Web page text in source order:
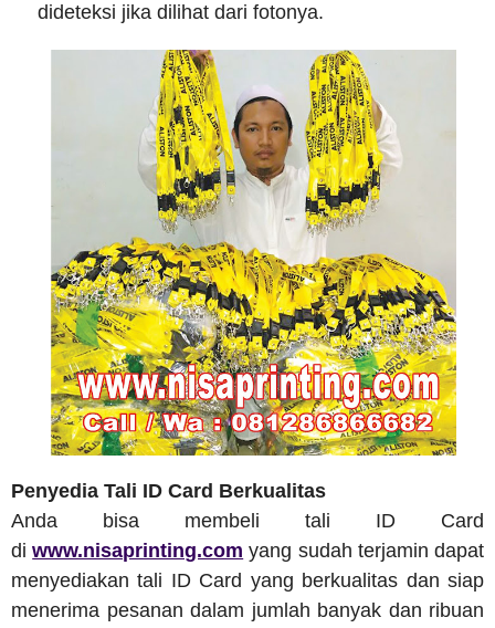
dideteksi jika dilihat dari fotonya.
Penyedia Tali ID Card Berkualitas
Anda bisa membeli tali ID Card
diwww.nisaprinting.com yang sudah terjamin dapat
menyediakan tali ID Card yang berkualitas dan siap
menerima pesanan dalam jumlah banyak dan ribuan